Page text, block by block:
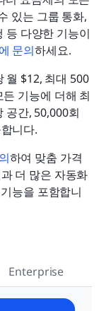
있는 그룹 통화,
등 다양한 기능이
문의하세요.
월 $12, 최대 500
기능에 더해 최
공간, 50,000회
니다.
하여 맞춤 가격
더 많은 자동화
능을 포함합니
Enterprise